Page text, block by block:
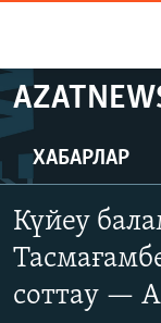
Skip
to
main
content
to
main
Skip
САЯСАТ
ҚАҢТАР
АДАМ
ӘЛЕУМЕТ
ХАБАРЛАР
Күйеу
соттау —